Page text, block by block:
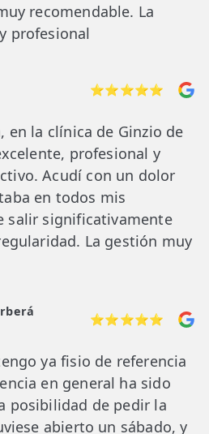
recomendable. La
profesional
⭐⭐⭐⭐⭐
en la clínica de Ginzio de
profesional y
Acudí con un dolor
en todos mis
salir significativamente
La gestión muy
⭐⭐⭐⭐⭐
ya fisio de referencia
en general ha sido
posibilidad de pedir la
abierto un sábado, y